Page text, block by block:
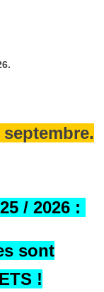
/ 2026 :
sont
!